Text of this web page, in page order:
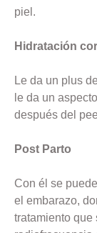
piel.
Hidratación
Le da un plus
le da un
después del
Post Parto
Con él se
el embarazo,
tratamiento que